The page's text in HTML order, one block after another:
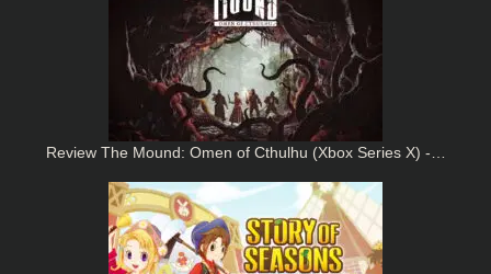
Review The Mound: Omen of Cthulhu (Xbox Series X) -…